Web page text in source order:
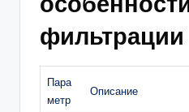
фильтрации
Пара
метр
Описание